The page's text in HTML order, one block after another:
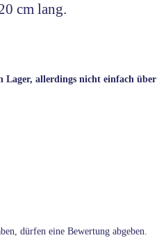
cm lang.
Lager, allerdings nicht einfach
dürfen eine Bewertung abgeben.